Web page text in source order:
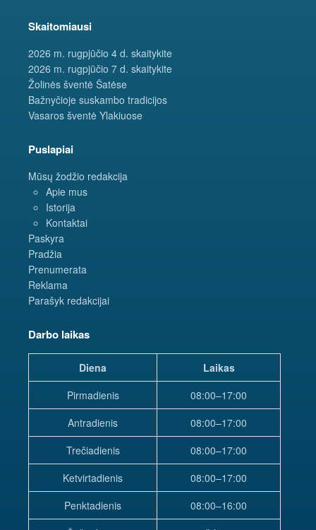
Skaitomiausi
2026 m. rugpjūčio 4 d. skaitykite
2026 m. rugpjūčio 7 d. skaitykite
Žolinės šventė Šatėse
Bažnyčioje suskambo tradicijos
Vasaros šventė Ylakiuose
Puslapiai
Mūsų žodžio redakcija
Apie mus
Istorija
Kontaktai
Paskyra
Pradžia
Prenumerata
Reklama
Parašyk redakcijai
Darbo laikas
Diena
Laikas
Pirmadienis
08:00–17:00
Antradienis
08:00–17:00
Trečiadienis
08:00–17:00
Ketvirtadienis
08:00–17:00
Penktadienis
08:00–16:00